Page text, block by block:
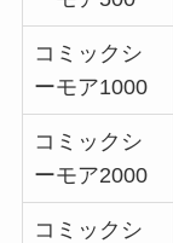
コミックシ
ーモア1000
コミックシ
ーモア2000
コミックシ